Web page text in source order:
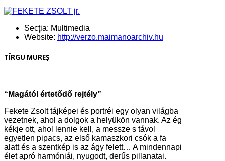
Secţia: Multimedia
Website: http://verzo.maimanoarchiv.hu
TÎRGU MUREŞ
“Magától értetődő rejtély”
Fekete Zsolt tájképei és portréi egy olyan világba
vezetnek, ahol a dolgok a helyükön vannak. Az ég
kékje ott, ahol lennie kell, a messze s távol
egyetlen pipacs, az első kamaszkori csók a fa
alatt és a szentkép is az ágy felett… A mindennapi
élet apró harmóniái, nyugodt, derűs pillanatai.